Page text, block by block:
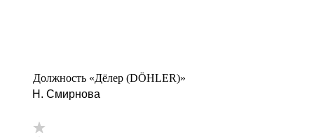
Должность «Дёлер (DÖHLER)»
Н. Смирнова